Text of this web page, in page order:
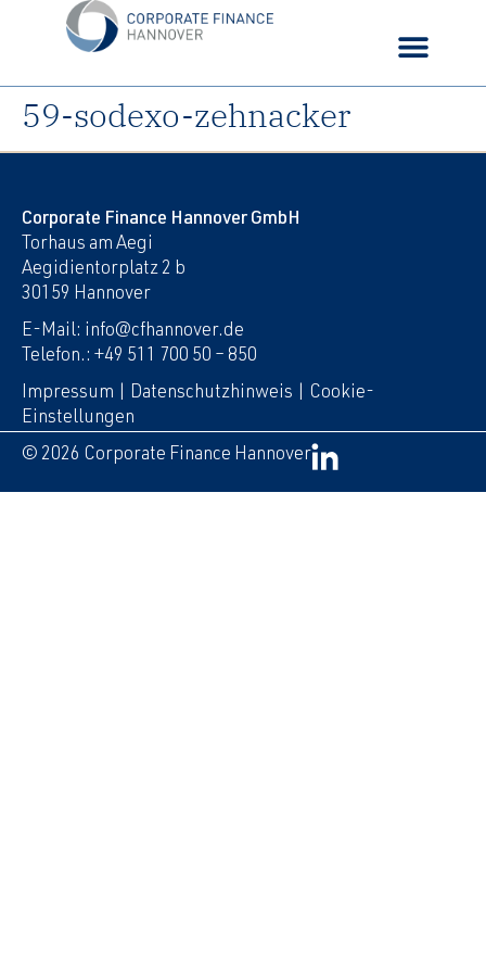
59-sodexo-zehnacker
Corporate Finance Hannover GmbH
Torhaus am Aegi
Aegidientorplatz 2 b
30159 Hannover
E-Mail: info@cfhannover.de
Telefon.: +49 511 700 50 – 850
Impressum
Datenschutzhinweis
Cookie-
Einstellungen
© 2026 Corporate Finance Hannover